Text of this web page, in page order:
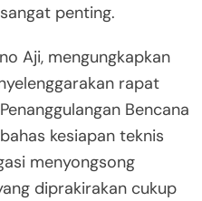
penting.
Aji, mengungkapkan
rapat
Bencana
kesiapan teknis
menyongsong
diprakirakan cukup